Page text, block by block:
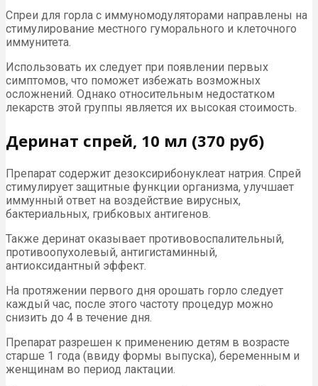
Спреи для горла с иммуномодуляторами направлены на
стимулирование местного гуморального и клеточного
иммунитета.
Использовать их следует при появлении первых
симптомов, что поможет избежать возможных
осложнений. Однако относительным недостатком
лекарств этой группы является их высокая стоимость.
Деринат спрей, 10 мл (370 руб)
Препарат содержит дезоксирибонуклеат натрия. Спрей
стимулирует защитные функции организма, улучшает
иммунный ответ на воздействие вирусных,
бактериальных, грибковых антигенов.
Также деринат оказывает противовоспалительный,
противоопухолевый, антигистаминный,
антиоксидантный эффект.
На протяжении первого дня орошать горло следует
каждый час, после этого частоту процедур можно
снизить до 4 в течение дня.
Препарат разрешен к применению детям в возрасте
старше 1 года (ввиду формы выпуска), беременным и
женщинам во период лактации.